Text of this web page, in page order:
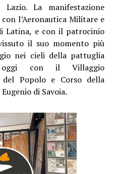
La manifestazione
l’Aeronautica Militare e
Latina, e con il patrocinio
il suo momento più
nei cieli della pattuglia
oggi con il Villaggio
del Popolo e Corso della
di Savoia.